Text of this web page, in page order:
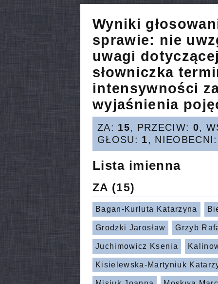
Wyniki
sprawie: nie
uwagi
słowniczka
intensywności
wyjaśnienia
ZA: 15, PRZECIW: 0,
GŁOSU: 1,
Lista imienna
ZA (15)
Bagan-Kurluta Katarzyna
Grodzki Jarosław Grzyb
Juchimowicz Ksenia
Kisielewska-Martyniuk